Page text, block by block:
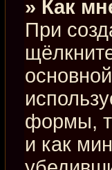
» Как
При
формы,
и как